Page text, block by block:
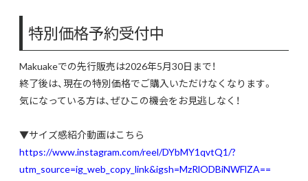
特別価格予約受付中
Makuakeでの先行販売は2026年5月30日まで！
終了後は、現在の特別価格でご購入いただけなくなります。
気になっている方は、ぜひこの機会をお見逃しなく！
▼サイズ感紹介動画はこちら
https://www.instagram.com/reel/DYbMY1qvtQ1/?
utm_source=ig_web_copy_link&igsh=MzRlODBiNWFlZA==